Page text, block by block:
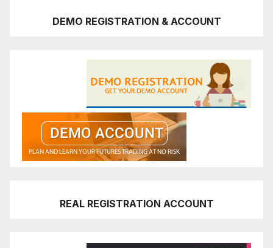
DEMO REGISTRATION & ACCOUNT
REAL REGISTRATION ACCOUNT